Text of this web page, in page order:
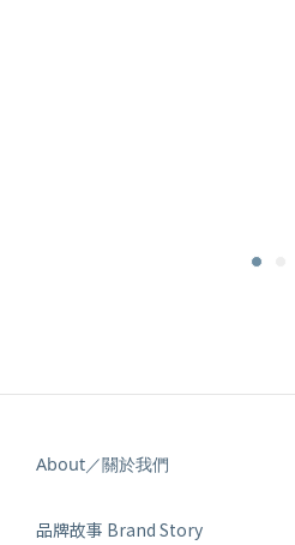
About／關於我們
品牌故事 Brand Story